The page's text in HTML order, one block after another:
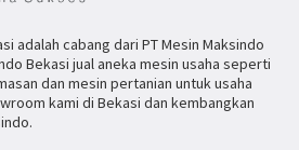
adalah cabang dari PT Mesin Maksindo
Bekasi jual aneka mesin usaha seperti
dan mesin pertanian untuk usaha
kami di Bekasi dan kembangkan